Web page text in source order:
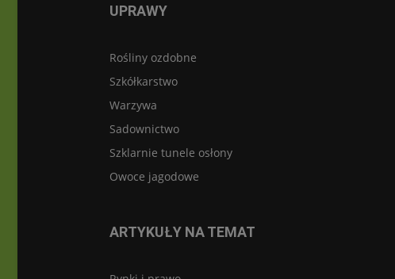
UPRAWY
Rośliny ozdobne
Szkółkarstwo
Warzywa
Sadownictwo
Szklarnie tunele osłony
Owoce jagodowe
ARTYKUŁY NA TEMAT